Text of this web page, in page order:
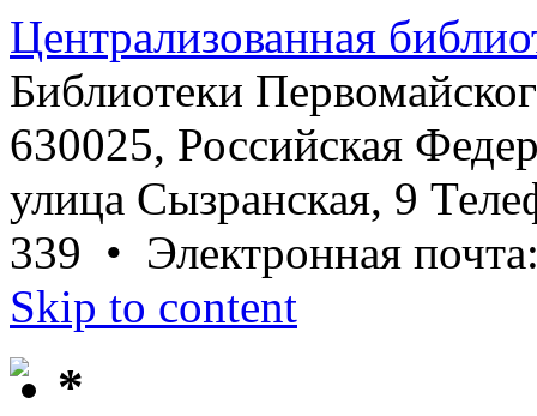
Централизованная
Библиотеки
630025, Российская
улица Сызранская, 9
339 • Электронная
Skip to content
*